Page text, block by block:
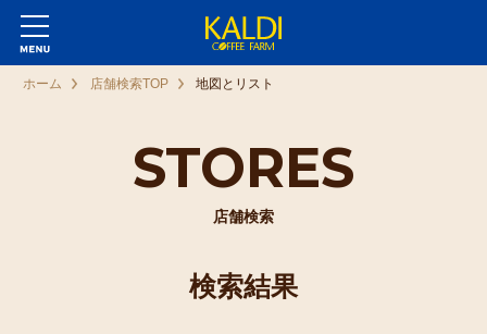
STORES
店舗検索
ホーム 店舗検索TOP 地図とリスト
検索結果